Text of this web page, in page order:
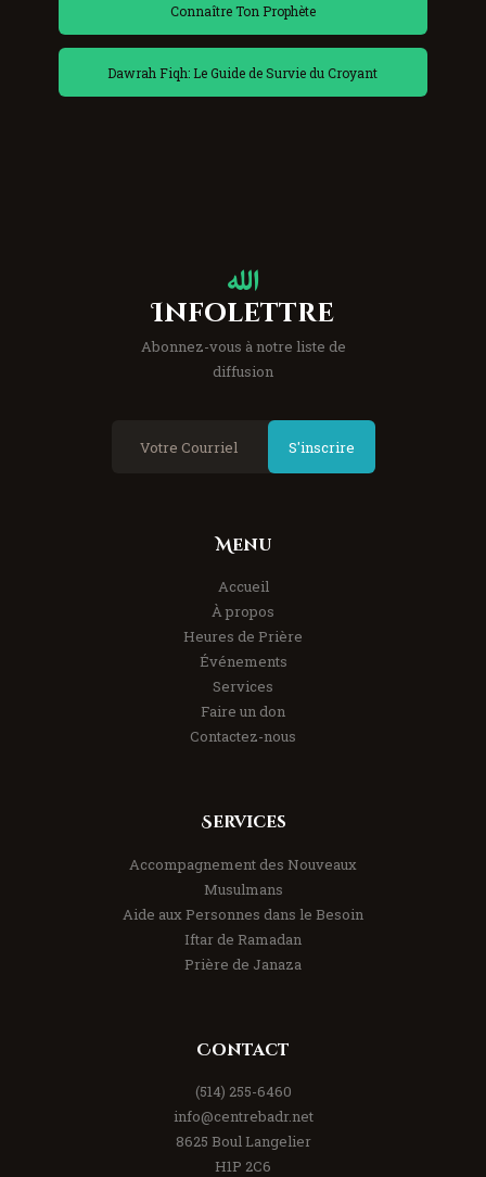
Connaître Ton Prophète
Dawrah Fiqh: Le Guide de Survie du Croyant
Infolettre
Abonnez-vous à notre liste de
diffusion
S'inscrire
Menu
Accueil
À propos
Heures de Prière
Événements
Services
Faire un don
Contactez-nous
Services
Accompagnement des Nouveaux
Musulmans
Aide aux Personnes dans le Besoin
Iftar de Ramadan
Prière de Janaza
Contact
(514) 255-6460
info@centrebadr.net
8625 Boul Langelier
H1P 2C6